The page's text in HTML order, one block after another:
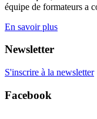
équipe de formateurs a
En savoir plus
Newsletter
S'inscrire à la newsletter
Facebook